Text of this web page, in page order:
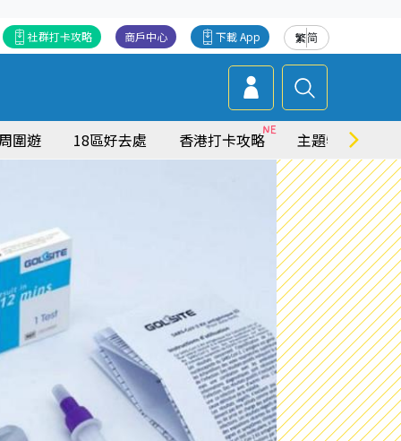
繁简
下載 App
商戶中心
社群打卡攻略
圍遊 18區好去處 香港打卡攻略 主題特集